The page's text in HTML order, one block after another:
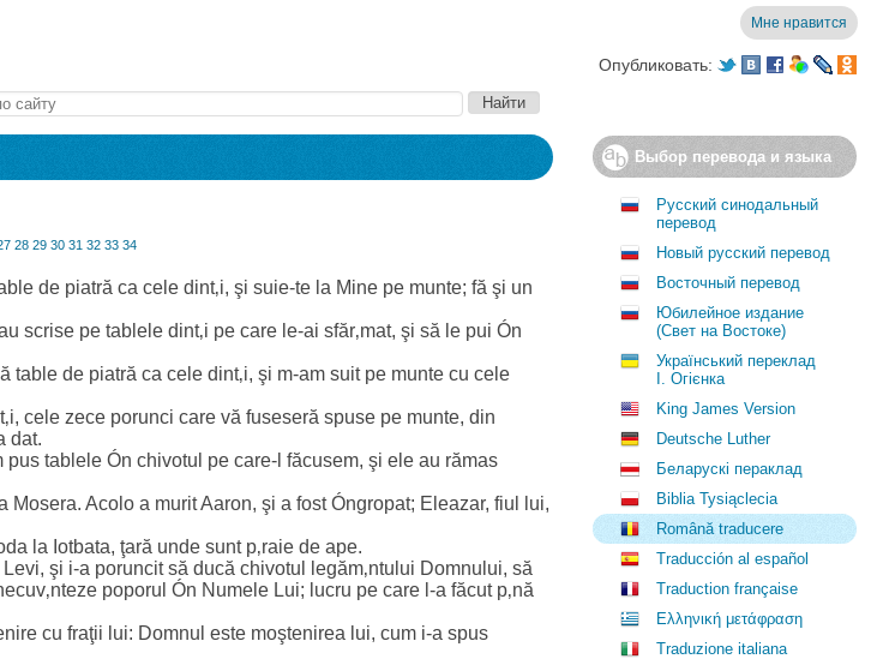
Мне нравится
Опубликовать:
28 29 30 31 32 33 34
de piatră ca cele dint‚i, şi suie-te la Mine pe munte; fă şi un
scrise pe tablele dint‚i pe care le-ai sfăr‚mat, şi să le pui Ón
table de piatră ca cele dint‚i, şi m-am suit pe munte cu cele
cele zece porunci care vă fuseseră spuse pe munte, din
dat.
pus tablele Ón chivotul pe care-l făcusem, şi ele au rămas
Acolo a murit Aaron, şi a fost Óngropat; Eleazar, fiul lui,
la Iotbata, ţară unde sunt p‚raie de ape.
şi i-a poruncit să ducă chivotul legăm‚ntului Domnului, să
poporul Ón Numele Lui; lucru pe care l-a făcut p‚nă
cu fraţii lui: Domnul este moştenirea lui, cum i-a spus
Выбор перевода и языка
Русский синодальный
перевод
Новый русский перевод
Восточный перевод
Юбилейное издание
(Свет на Востоке)
Український переклад
І. Огієнка
King James Version
Deutsche Luther
Беларускі пераклад
Biblia Tysiąclecia
Română traducere
Traducción al español
Traduction française
Ελληνική μετάφραση
Traduzione italiana